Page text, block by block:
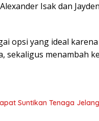
Isak dan
opsi yang ideal
sekaligus menambah
Suntikan Tenaga